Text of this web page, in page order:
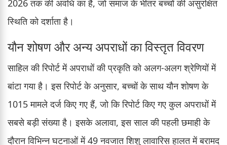
2026 तक की अवधि का है, जो समाज के भीतर बच्चों की असुरक्षित
स्थिति को दर्शाता है।
यौन शोषण और अन्य अपराधों का विस्तृत विवरण
साहिल की रिपोर्ट में अपराधों की प्रकृति को अलग-अलग श्रेणियों में
बांटा गया है। इस रिपोर्ट के अनुसार, बच्चों के साथ यौन शोषण के
1015 मामले दर्ज किए गए हैं, जो कि रिपोर्ट किए गए कुल अपराधों में
सबसे बड़ी संख्या है। इसके अलावा, इस साल की पहली छमाही के
दौरान विभिन्न घटनाओं में 49 नवजात शिशु लावारिस हालत में बरामद